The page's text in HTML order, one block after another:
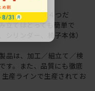
ツはたったの４つだ
立てはとっても簡単で
リンダー、椅子本体）
品は、加工／組立て／検
す。また、品質にも徹底
産ラインで生産されてお